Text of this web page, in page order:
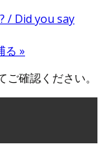
/ Did you say
る »
確認ください。